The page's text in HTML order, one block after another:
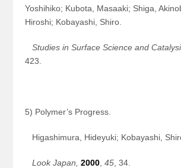
Yoshihiko; Kubota, Masaaki; Shiga,
Hiroshi; Kobayashi, Shiro.
Studies in Surface Science and
423.
5) Polymer’s Progress.
Higashimura, Hideyuki; Kobayashi,
Look Japan, 2000 ,45 , 34.